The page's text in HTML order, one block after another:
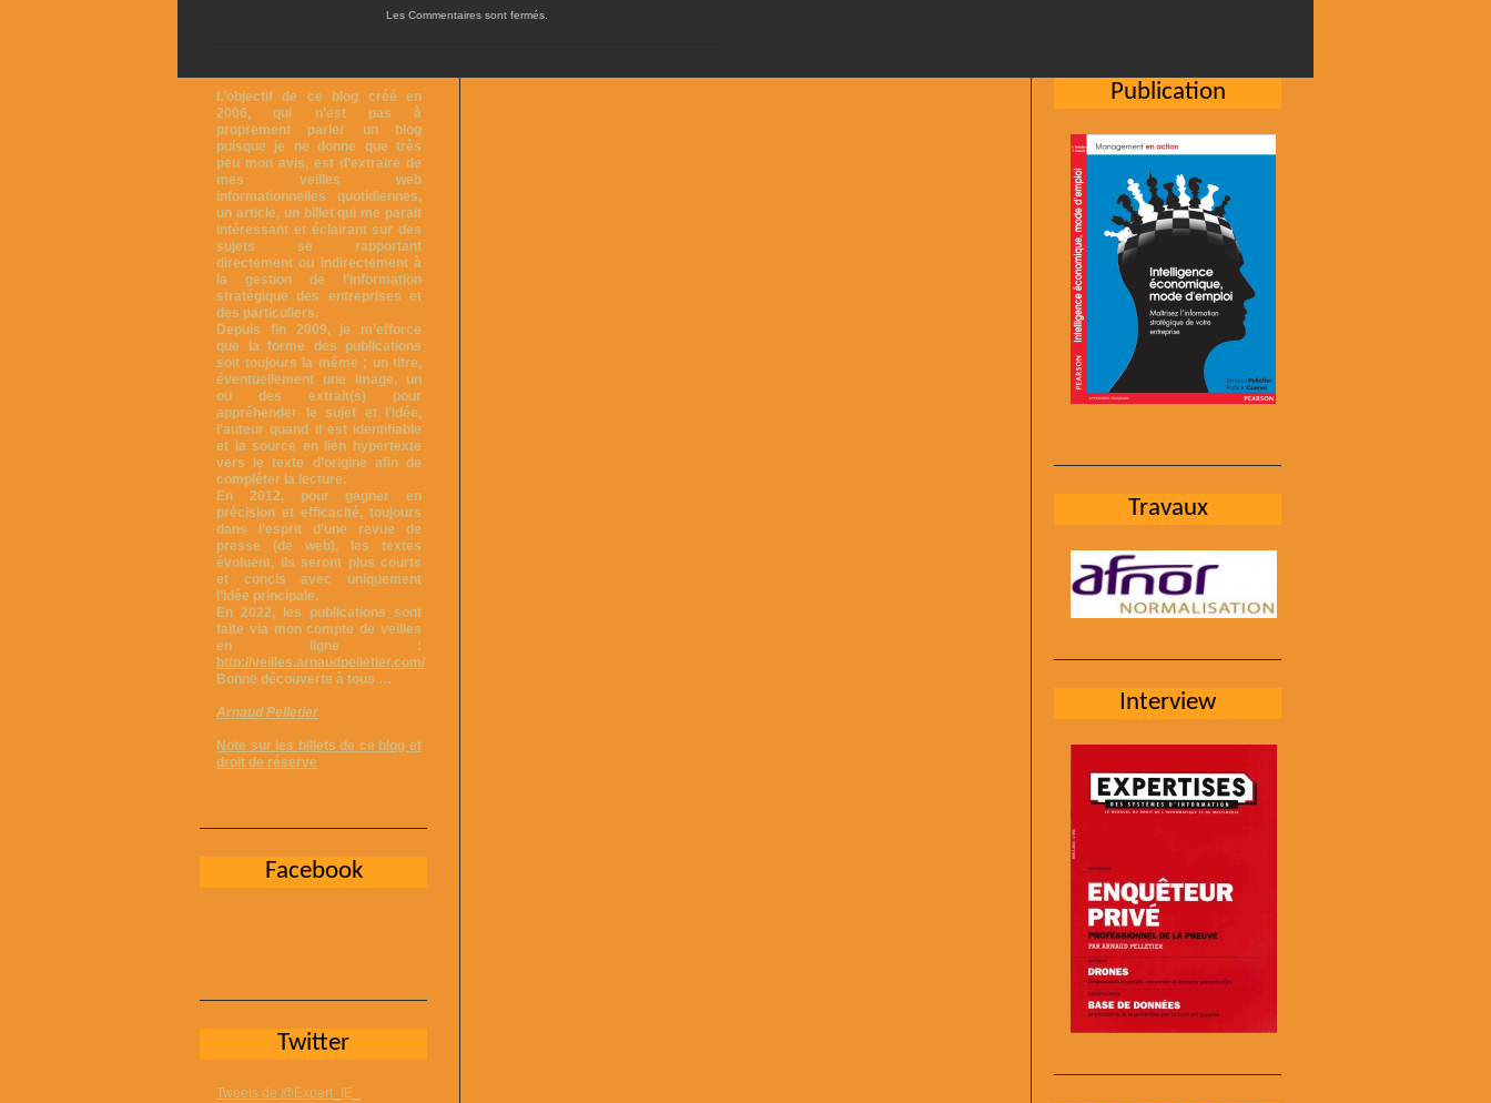
Les Commentaires sont fermés.
Publication
Travaux
Interview
L’objectif de ce blog créé en
2006, qui n’est pas à
proprement parler un blog
puisque je ne donne que très
peu mon avis, est d’extraire de
mes veilles web
informationnelles quotidiennes,
un article, un billet qui me parait
intéressant et éclairant sur des
sujets se rapportant
directement ou indirectement à
la gestion de l’information
stratégique des entreprises et
des particuliers.
Depuis fin 2009, je m’efforce
que la forme des publications
soit toujours la même ; un titre,
éventuellement une image, un
ou des extrait(s) pour
appréhender le sujet et l’idée,
l’auteur quand il est identifiable
et la source en lien hypertexte
vers le texte d’origine afin de
compléter la lecture.
En 2012, pour gagner en
précision et efficacité, toujours
dans l’esprit d’une revue de
presse (de web), les textes
évoluent, ils seront plus courts
et concis avec uniquement
l’idée principale.
En 2022, les publications sont
faite via mon compte de veilles
en ligne :
http://veilles.arnaudpelletier.com/
Bonne découverte à tous …
Arnaud Pelletier
Note sur les billets de ce blog et
droit de réserve
Facebook
Twitter
Tweets de @Expert_IE_